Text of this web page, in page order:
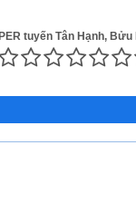
tuyến Tân Hạnh,